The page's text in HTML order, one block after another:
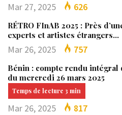
Mar 27, 2025 626
RÉTRO FInAB 2025 : Près
experts et artistes étrangers…
Mar 26, 2025 757
Bénin : compte rendu
du mercredi 26 mars 2025
Mar 26, 2025 817